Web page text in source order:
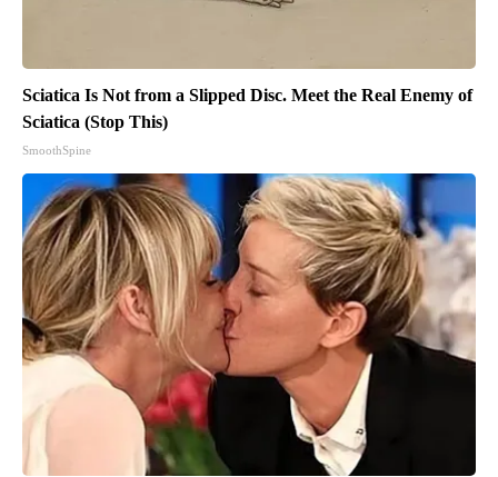
Sciatica Is Not from a Slipped Disc. Meet the Real Enemy of
Sciatica (Stop This)
SmoothSpine